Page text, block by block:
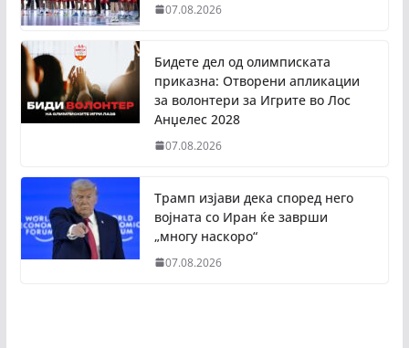
07.08.2026
Бидете дел од олимписката
приказна: Отворени апликации
за волонтери за Игрите во Лос
Анџелес 2028
07.08.2026
Трамп изјави дека според него
војната со Иран ќе заврши
„многу наскоро“
07.08.2026